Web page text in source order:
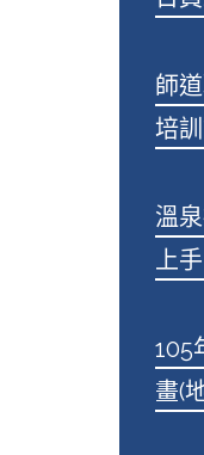
師
培
溫
上
105
畫(